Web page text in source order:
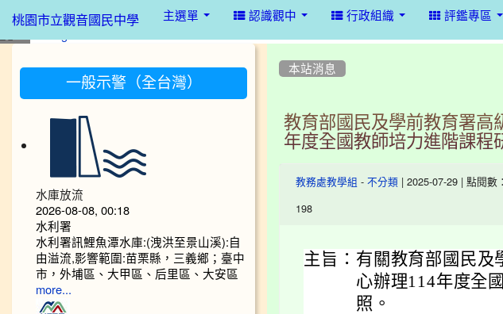
桃園市立觀音國民中學 主選單 認識觀中 行政組織 評鑑專區
本站消息
教育部國民及學前教育署高
年度全國教師培力進階課程
教務處教學組 - 不分類 | 2025-07-29 | 點閱數：
198
主旨： 有關教育部國民及
心辦理114年度全
照。
一般示警（全台灣）
水庫放流
2026-08-08, 00:18
水利署
水利署訊鯉魚潭水庫:(洩洪至景山溪):自
由溢流,影響範圍:苗栗縣，三義鄉；臺中
市，外埔區、大甲區、后里區、大安區
more...